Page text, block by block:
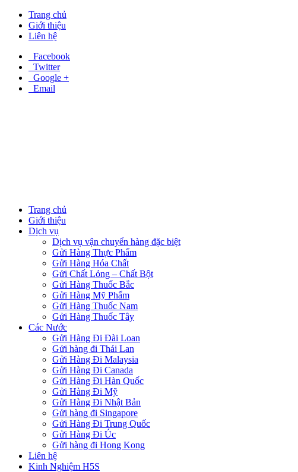
Trang chủ
Giới thiệu
Liên hệ
Facebook
Twitter
Google +
Email
Trang chủ
Giới thiệu
Dịch vụ
Dịch vụ vận chuyển hàng đặc biệt
Gửi Hàng Thực Phẩm
Gửi Hàng Hóa Chất
Gửi Chất Lỏng – Chất Bột
Gửi Hàng Thuốc Bắc
Gửi Hàng Mỹ Phẩm
Gửi Hàng Thuốc Nam
Gửi Hàng Thuốc Tây
Các Nước
Gửi Hàng Đi Đài Loan
Gửi hàng đi Thái Lan
Gửi Hàng Đi Malaysia
Gửi Hàng Đi Canada
Gửi Hàng Đi Hàn Quốc
Gửi Hàng Đi Mỹ
Gửi Hàng Đi Nhật Bản
Gửi hàng đi Singapore
Gửi Hàng Đi Trung Quốc
Gửi Hàng Đi Úc
Gửi hàng đi Hong Kong
Liên hệ
Kinh Nghiệm H5S